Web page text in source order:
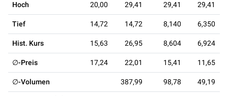
Hoch 20,00 29,41 29,41 29,41
Tief 14,72 14,72 8,140 6,350
Hist. Kurs 15,63 26,95 8,604 6,924
∅-Preis 17,24 22,01 15,41 11,65
∅-Volumen 387,99 98,78 49,19